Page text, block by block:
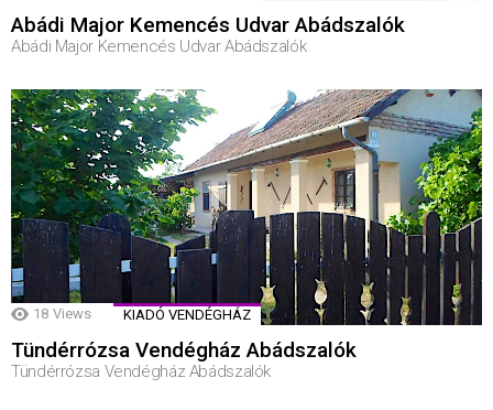
Abádi Major Kemencés Udvar Abádszalók
Abádi Major Kemencés Udvar Abádszalók
18 Views KIADÓ VENDÉGHÁZ
Tündérrózsa Vendégház Abádszalók
Tündérrózsa Vendégház Abádszalók